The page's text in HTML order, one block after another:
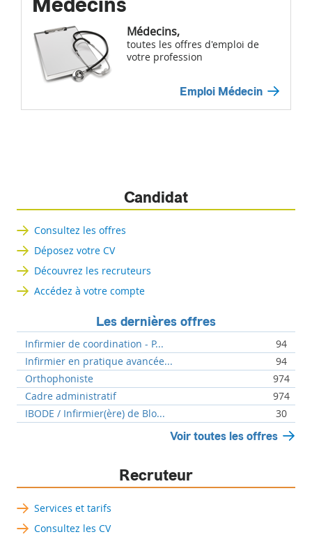
Médecins,
toutes les offres d'emploi de
votre profession
Emploi Médecin
Candidat
Consultez les offres
Déposez votre CV
Découvrez les recruteurs
Accédez à votre compte
Les dernières offres
Infirmier de coordination - P...
94
Infirmier en pratique avancée...
94
Orthophoniste
974
Cadre administratif
974
IBODE / Infirmier(ère) de Blo...
30
Voir toutes les offres
Recruteur
Services et tarifs
Consultez les CV